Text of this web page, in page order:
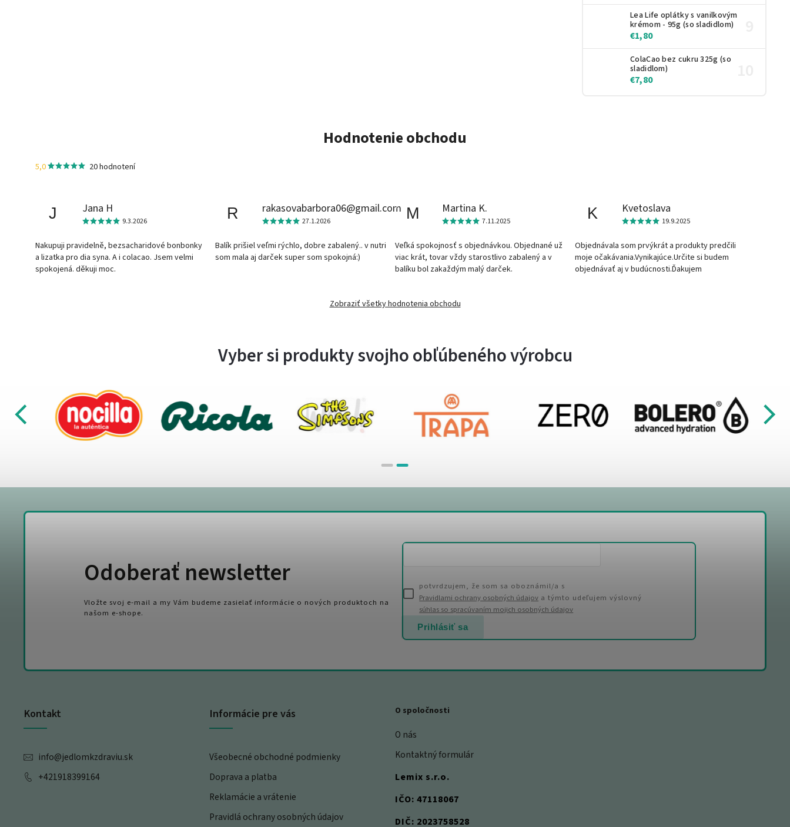
Lea Life oplátky s vanilkovým
krémom - 95g (so sladidlom)
€1,80
ColaCao bez cukru 325g (so
sladidlom)
€7,80
Hodnotenie obchodu
5,0 20 hodnotení
J Jana H
9.3.2026
Nakupuji pravidelně, bezsacharidové bonbonky
a lizatka pro dia syna. A i colacao. Jsem velmi
spokojená. děkuji moc.
R rakasovabarbora06@gmail.com
27.1.2026
Balík prišiel veľmi rýchlo, dobre zabalený.. v nutri
som mala aj darček super som spokojná:)
M Martina K.
7.11.2025
Veľká spokojnosť s objednávkou. Objednané už
viac krát, tovar vždy starostlivo zabalený a v
balíku bol zakaždým malý darček.
K Kvetoslava
19.9.2025
Objednávala som prvýkrát a produkty predčili
moje očakávania.Vynikajúce.Určite si budem
objednávať aj v budúcnosti.Ďakujem
Zobraziť všetky hodnotenia obchodu
Vyber si produkty svojho obľúbeného výrobcu
Kontakt
info@jedlomkzdraviu.sk
+421918399164
Informácie pre vás
Všeobecné obchodné podmienky
Doprava a platba
Reklamácie a vrátenie
Pravidlá ochrany osobných údajov
O spoločnosti
O nás
Kontaktný formulár
Lemix s.r.o.
IČO: 47118067
DIČ: 2023758528
Odoberať newsletter
Vložte svoj e-mail a my Vám budeme zasielať informácie o nových produktoch na
našom e-shope.
potvrdzujem, že som sa oboznámil/a s
Pravidlami ochrany osobných údajov a týmto udeľujem výslovný
súhlas so spracúvaním mojich osobných údajov
Prihlásiť sa